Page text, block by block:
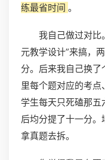
练最省时间 。
我自己做过对比
元教学设计”来搞，
分。后来我自己换
里每个题对应的考
学生每天只死磕那
后均分提了十一分
拿真题去拆。